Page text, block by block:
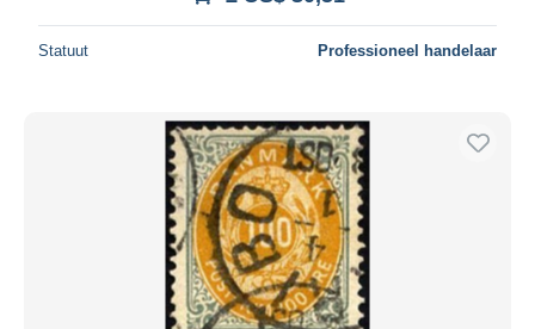
Statuut Professioneel handelaar